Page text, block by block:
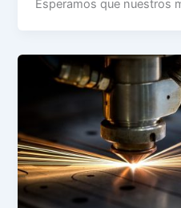
Esperamos que nuestros